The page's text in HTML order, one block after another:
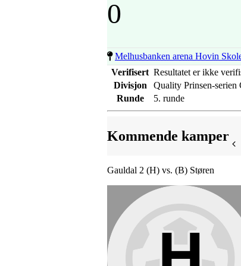
0
Melhusbanken arena Hovin
Verifisert Resultatet er ikke
Divisjon
Quality Prinsen-serien
Runde
5. runde
Kommende kamper
Gauldal 2 (H) vs. (B) Støren